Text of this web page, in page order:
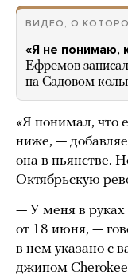
ВИДЕО, О
«Я не понимаю,
Ефремов
на Садовом
«Я понимал, что
ниже, —
она в пьянстве.
Октябрьскую
— У меня в руках
от 18 июня, —
в нем указано с
джипом